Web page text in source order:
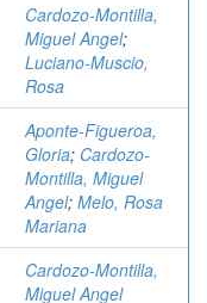
Cardozo-Montilla,
Miguel Angel;
Luciano-Muscio,
Rosa
Aponte-Figueroa,
Gloria; Cardozo-
Montilla, Miguel
Angel; Melo, Rosa
Mariana
Cardozo-Montilla,
Miguel Angel